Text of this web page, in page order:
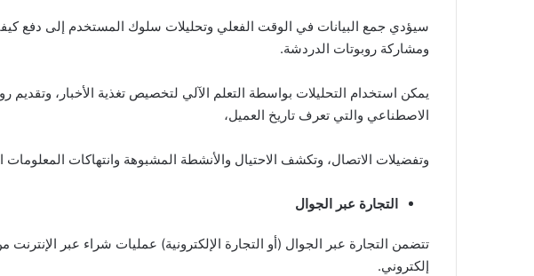
سيؤدي جمع البيانات في الوقت الفعلي وتحليلات سلوك المستخدم إلى دفع
ومشاركة روبوتات الدردشة.
يمكن استخدام التحليلات بواسطة التعلم الآلي لتخصيص تغذية الأخبار، وتقديم
الاصطناعي والتي تعرف تاريخ العميل،
وتفضيلات الاتصال، وتكشف الاحتيال والأنشطة المشبوهة وانتهاكات المعلومات
التجارة عبر الجوال
تتضمن التجارة عبر الجوال (أو التجارة الإلكترونية) عمليات شراء عبر
إلكتروني.